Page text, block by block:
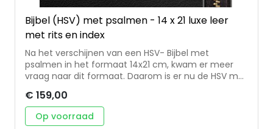
Bijbel (HSV) met psalmen - 14 x 21 luxe leer
met rits en index
Na het verschijnen van een HSV- Bijbel met
psalmen in het formaat 14x21 cm, kwam er meer
vraag naar dit formaat. Daarom is er nu de HSV met
een leren omslag, met index en rits. En uiteraard in
een mooie koker ter bescherming!
€ 159,00
Op voorraad